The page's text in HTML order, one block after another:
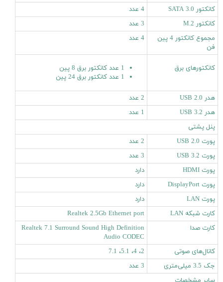
کانکتور SATA 3.0
4 عدد
کانکتور M.2
3 عدد
مجموع کانکتور 4 پین
فن
4 عدد
کانکتورهای برق
1 عدد کانکتور برق 8 پین
1 عدد کانکتور برق 24 پین
هدر USB 2.0
2 عدد
هدر USB 3.2
1 عدد
پنل پشتی
پورت USB 2.0
2 عدد
پورت USB 3.2
3 عدد
پورت HDMI
دارد
پورت DisplayPort
دارد
پورت LAN
دارد
کارت شبکه LAN
Realtek 2.5Gb Ethernet port
کارت صدا
Realtek 7.1 Surround Sound High Definition
Audio CODEC
کانال‌های صوتی
2، 4، 5.1، 7.1
جک 3.5 میلی‌متری
3 عدد